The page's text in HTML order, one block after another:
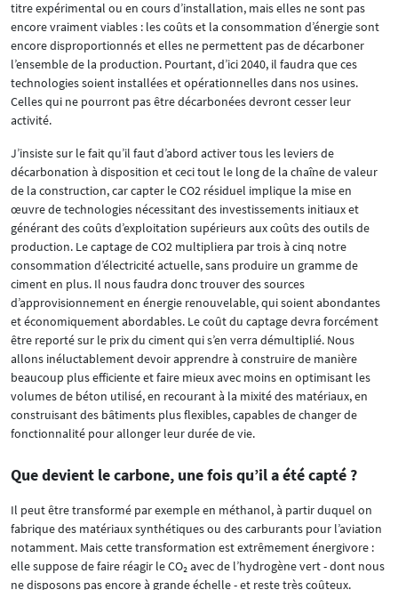
titre expérimental ou en cours d’installation, mais elles ne sont pas
encore vraiment viables : les coûts et la consommation d’énergie sont
encore disproportionnés et elles ne permettent pas de décarboner
l’ensemble de la production. Pourtant, d’ici 2040, il faudra que ces
technologies soient installées et opérationnelles dans nos usines.
Celles qui ne pourront pas être décarbonées devront cesser leur
activité.
J’insiste sur le fait qu’il faut d’abord activer tous les leviers de
décarbonation à disposition et ceci tout le long de la chaîne de valeur
de la construction, car capter le CO2 résiduel implique la mise en
œuvre de technologies nécessitant des investissements initiaux et
générant des coûts d’exploitation supérieurs aux coûts des outils de
production. Le captage de CO2 multipliera par trois à cinq notre
consommation d’électricité actuelle, sans produire un gramme de
ciment en plus. Il nous faudra donc trouver des sources
d’approvisionnement en énergie renouvelable, qui soient abondantes
et économiquement abordables. Le coût du captage devra forcément
être reporté sur le prix du ciment qui s’en verra démultiplié. Nous
allons inéluctablement devoir apprendre à construire de manière
beaucoup plus efficiente et faire mieux avec moins en optimisant les
volumes de béton utilisé, en recourant à la mixité des matériaux, en
construisant des bâtiments plus flexibles, capables de changer de
fonctionnalité pour allonger leur durée de vie.
Que devient le carbone, une fois qu’il a été capté ?
Il peut être transformé par exemple en méthanol, à partir duquel on
fabrique des matériaux synthétiques ou des carburants pour l’aviation
notamment. Mais cette transformation est extrêmement énergivore :
elle suppose de faire réagir le CO₂ avec de l’hydrogène vert - dont nous
ne disposons pas encore à grande échelle - et reste très coûteux.